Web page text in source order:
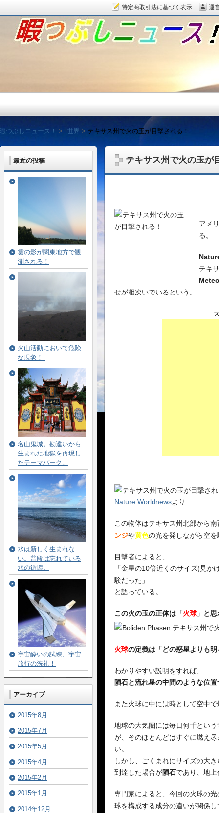
テキサス州で火の玉が
アメ
る。
テキ
せが相次いでいるという。
Nature Worldnewsより
この物体はテキサス州北部から
ンジや黄色の光を発しながら空
目撃者によると、
「金星の10倍近くのサイズ(見
験だった」
と語っている。
この火の玉の正体は「火球 」と
火球の定義は「どの惑星よりも
わかりやすい説明をすれば、
隕石と流れ星の中間のような位置
また火球に中には時として空中
地球の大気圏には毎日何千とい
が、そのほとんどはすぐに燃え
い。
しかし、ごくまれにサイズの大
到達した場合が隕石であり、地
専門家によると、今回の火球の
球を構成する成分の違いが関係
最近の投稿
雲の影が関東地方で観
測される！
火山活動において危険
な現象！!
名山鬼城。勘違いから
生まれた地獄を再現し
たテーマパーク。
水は新しく生まれな
い。普段は忘れている
水の循環。
宇宙酔いの試練、宇宙
旅行の洗礼！
アーカイブ
2015年8月
2015年7月
2015年5月
2015年4月
2015年2月
2015年1月
2014年12月
暇つぶしニュース！ 世界 テキサス州で火の玉が目撃される！
暇つぶしニュース！
毎日面白い話題をピッ
特定商取引法に基づく表示 運